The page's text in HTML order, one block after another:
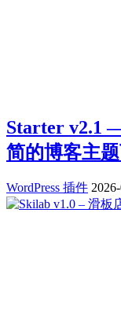
Starter v2.1
简的博客主
WordPress 插件